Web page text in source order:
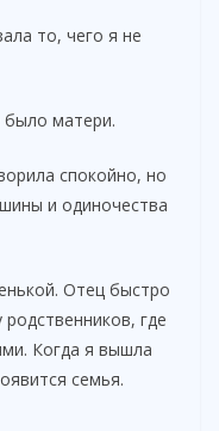
то, чего я не
матери.
спокойно, но
и одиночества
Отец быстро
где
Когда я вышла
семья.